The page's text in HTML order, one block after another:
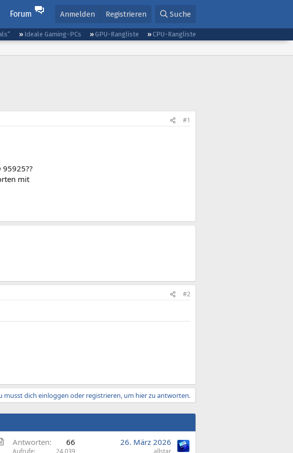
Forum Anmelden Registrieren Suche
Ideale Gaming-PCs GPU-Rangliste
CPU-Rangliste
#1
mit
#2
musst dich einloggen oder registrieren, um hier zu antworten.
Antworten 66
Aufrufe 24.039
26. März 2026
allstar